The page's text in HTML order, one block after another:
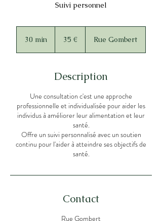
Suivi personnel
30 min 35 € Rue Gombert
Description
Une consultation c'est une approche
professionnelle et individualisée pour aider les
individus à améliorer leur alimentation et leur
santé.
Offre un suivi personnalisé avec un soutien
continu pour l'aider à atteindre ses objectifs de
santé.
Contact
Rue Gombert